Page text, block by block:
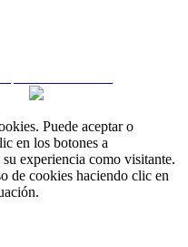
Puede aceptar o
en los botones a
experiencia como visitante.
de cookies haciendo clic en